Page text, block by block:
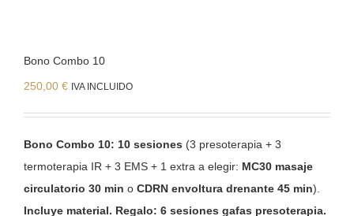
Pulsa para llamarnos
Pulsa para WhatsApp
Bono Combo 10
250,00 € IVA INCLUIDO
Bono Combo 10: 10 sesiones (3 presoterapia + 3
termoterapia IR + 3 EMS + 1 extra a elegir: MC30 masaje
circulatorio 30 min o CDRN envoltura drenante 45 min).
Incluye material. Regalo: 6 sesiones gafas presoterapia.